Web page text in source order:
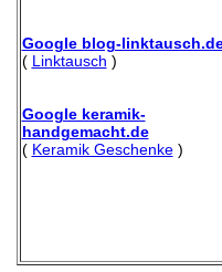
Google blog-
( Linktausch )
Google keramik-
handgemacht.de
( Keramik Geschenke)